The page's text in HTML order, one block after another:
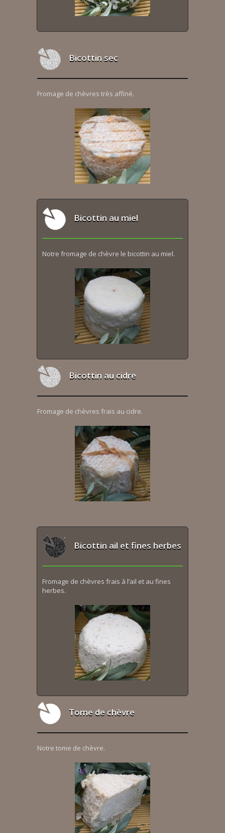
Bicottin sec
Fromage de chèvres très affiné.
Bicottin au miel
Notre fromage de chèvre le bicottin au miel.
Bicottin au cidre
Fromage de chèvres frais au cidre.
Bicottin ail et fines herbes
Fromage de chèvres frais à l’ail et au fines
herbes.
Tome de chèvre
Notre tome de chèvre.